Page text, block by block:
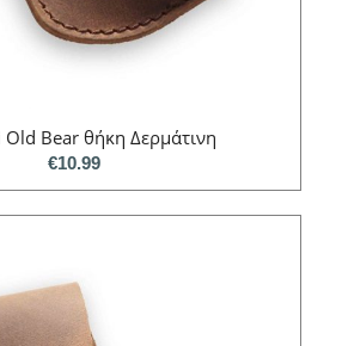
Bear θήκη Δερμάτινη
€10.99